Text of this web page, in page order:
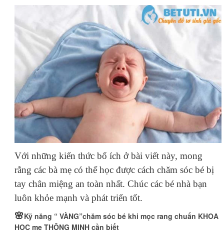
Với những kiến thức bổ ích ở bài viết này, mong
rằng các bà mẹ có thể học được cách chăm sóc bé bị
tay chân miệng an toàn nhất. Chúc các bé nhà bạn
luôn khỏe mạnh và phát triển tốt.
🌸Kỹ năng “ VÀNG”chăm sóc bé khi mọc rang chuẩn KHOA
HỌC mẹ THÔNG MINH cần biết